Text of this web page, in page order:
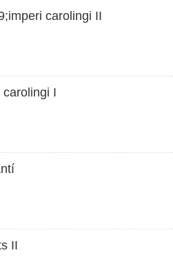
carolingi II
carolingi I
II